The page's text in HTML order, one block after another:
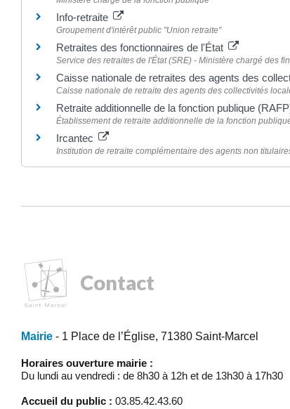
Info-retraite
Groupement d'intérêt public "Union retraite"
Retraites des fonctionnaires de l'État
Service des retraites de l'État (SRE) - Ministère chargé des
Caisse nationale de retraites des agents des
Caisse nationale de retraite des agents des collectivités
Retraite additionnelle de la fonction publique
Établissement de retraite additionnelle de la fonction
Ircantec
Institution de retraite complémentaire des agents non
Contact
Mairie - 1 Place de l’Église, 71380 Saint-Marcel
Horaires ouverture mairie :
Du lundi au vendredi : de 8h30 à 12h et de 13h30 à 17h30
Accueil du public : 03.85.42.43.60